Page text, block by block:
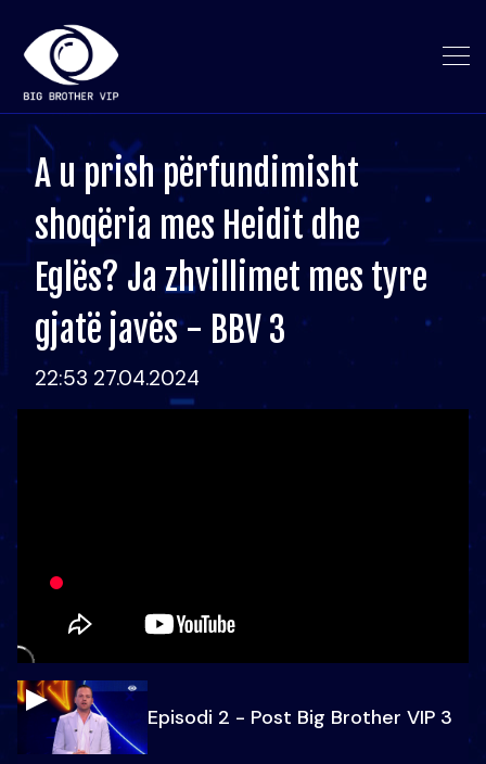
A u prish përfundimisht
shoqëria mes Heidit dhe
Eglës? Ja zhvillimet mes tyre
gjatë javës - BBV 3
22:53 27.04.2024
Episodi 2 - Post Big Brother VIP 3